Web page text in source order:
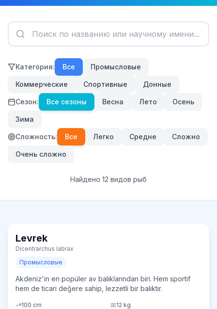
Категория: Все Промысловые
Коммерческие Спортивные Донные
Сезон: Все сезоны Весна Лето Осень
Зима
Сложность: Все Легко Средне Сложно
Очень сложно
Найдено 12 видов рыб
Levrek
Dicentrarchus labrax
Промысловые
Akdeniz'in en popüler av balıklarından biri. Hem sportif
hem de ticari değere sahip, lezzetli bir balıktır.
100 cm 12 kg